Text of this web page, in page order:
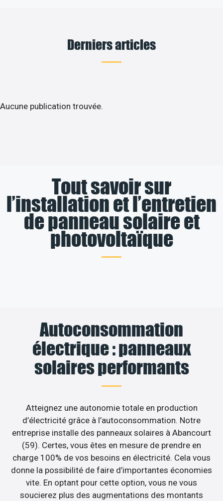
Derniers articles
Aucune publication trouvée.
Tout savoir sur
l’installation et l’entretien
de panneau solaire et
photovoltaïque
Autoconsommation
électrique : panneaux
solaires performants
Atteignez une autonomie totale en production
d’électricité grâce à l’autoconsommation. Notre
entreprise installe des panneaux solaires à Abancourt
(59). Certes, vous êtes en mesure de prendre en
charge 100% de vos besoins en électricité. Cela vous
donne la possibilité de faire d’importantes économies
vite. En optant pour cette option, vous ne vous
soucierez plus des augmentations des montants